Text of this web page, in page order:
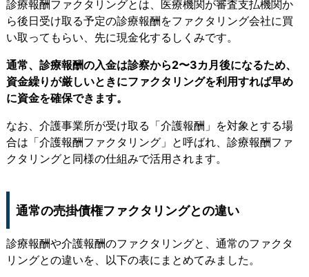
診療報酬ファクタリングとは、医療機関が審査支払機関か
ら後日受け取る予定の診療報酬をファクタリング会社に買
い取ってもらい、先に現金化するしくみです。
通常、診療報酬の入金は診察から2〜3カ月後になるため、
資金繰りが厳しいときにファクタリングを利用すれば早め
に資金を確保できます。
なお、介護事業所が受け取る「介護報酬」を対象とする場
合は「介護報酬ファクタリング」と呼ばれ、診療報酬ファ
クタリングと同様の仕組みで活用されます。
通常の売掛債権ファクタリングとの違い
診療報酬や介護報酬のファクタリングと、通常のファクタ
リングとの違いを、以下の表にまとめてみました。